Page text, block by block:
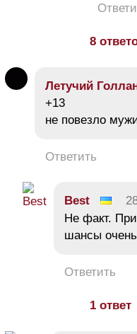
8
Летучий
+13
не повезло
Ответить
Best
Не факт.
шансы
Ответить
1 ответ